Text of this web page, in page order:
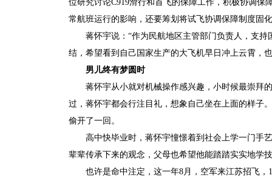
位研究讨论C919滑行和首飞的保障工作，积极协调
常航班运行的影响，还要筹划将试飞协调保障制度固
蒋怀宇说：“作为民航地区主管部门负责人，支
结，希望看到自己国家生产的大飞机早日冲上云霄，
男儿终有梦圆时
蒋怀宇从小就对机械操作感兴趣，小时候最崇拜
过，蒋怀宇都会行注目礼，想象自己坐在上面的样子
偷开了一回。
高中快毕业时，蒋怀宇憧憬着到社会上学一门手
辈辈传承下来的观念，父母也希望他能踏踏实实地学
也许是命中注定，这一年8月，空军来江苏招飞